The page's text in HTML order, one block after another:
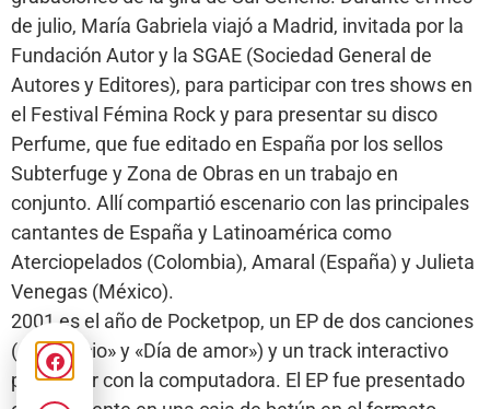
de julio, María Gabriela viajó a Madrid, invitada por la
Fundación Autor y la SGAE (Sociedad General de
Autores y Editores), para participar con tres shows en
el Festival Fémina Rock y para presentar su disco
Perfume, que fue editado en España por los sellos
Subterfuge y Zona de Obras en un trabajo en
conjunto. Allí compartió escenario con las principales
cantantes de España y Latinoamérica como
Aterciopelados (Colombia), Amaral (España) y Julieta
Venegas (México).
2001 es el año de Pocketpop, un EP de dos canciones
(«Despacio» y «Día de amor») y un track interactivo
para jugar con la computadora. El EP fue presentado